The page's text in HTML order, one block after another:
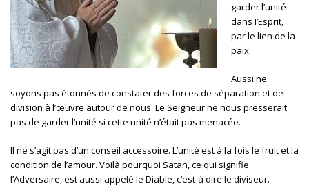
garder l’unité
dans I’Esprit,
par le lien de la
paix.
Aussi ne
soyons pas étonnés de constater des forces de séparation et de
division à l’œuvre autour de nous. Le Seigneur ne nous presserait
pas de garder l’unité si cette unité n’était pas menacée.
II ne s’agit pas d’un conseil accessoire. L’unité est à la fois le fruit et la
condition de l’amour. Voilà pourquoi Satan, ce qui signifie
I’Adversaire, est aussi appelé le Diable, c’est-à dire le diviseur.